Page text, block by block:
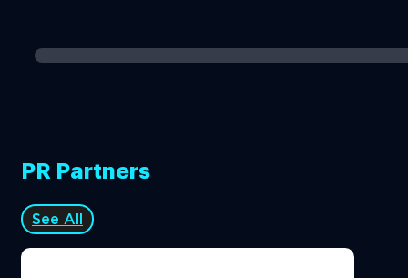
PR Partners
See All